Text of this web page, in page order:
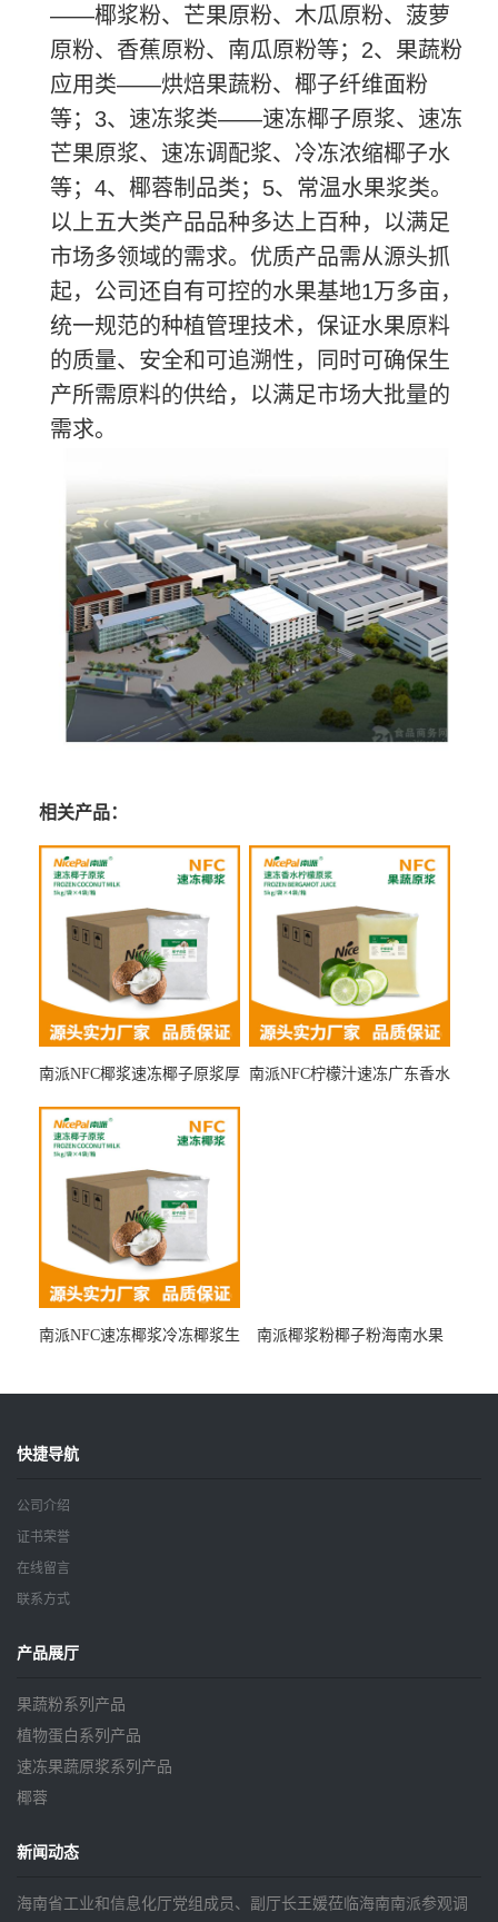
——椰浆粉、芒果原粉、木瓜原粉、菠萝
原粉、香蕉原粉、南瓜原粉等；2、果蔬粉
应用类——烘焙果蔬粉、椰子纤维面粉
等；3、速冻浆类——速冻椰子原浆、速冻
芒果原浆、速冻调配浆、冷冻浓缩椰子水
等；4、椰蓉制品类；5、常温水果浆类。
以上五大类产品品种多达上百种，以满足
市场多领域的需求。优质产品需从源头抓
起，公司还自有可控的水果基地1万多亩，
统一规范的种植管理技术，保证水果原料
的质量、安全和可追溯性，同时可确保生
产所需原料的供给，以满足市场大批量的
需求。
相关产品：
南派NFC椰浆速冻椰子原浆厚 南派NFC柠檬汁速冻广东香水
南派NFC速冻椰浆冷冻椰浆生
海南椰汁
南派椰浆粉椰子粉海南水果
快捷导航
公司介绍
证书荣誉
在线留言
联系方式
产品展厅
果蔬粉系列产品
植物蛋白系列产品
速冻果蔬原浆系列产品
椰蓉
新闻动态
海南省工业和信息化厅党组成员、副厅长王媛莅临海南南派参观调